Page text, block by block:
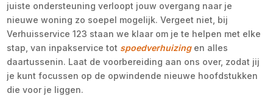
juiste ondersteuning verloopt jouw overgang naar je
nieuwe woning zo soepel mogelijk. Vergeet niet, bij
Verhuisservice 123 staan we klaar om je te helpen met elke
stap, van inpakservice tot spoedverhuizingen alles
daartussenin. Laat de voorbereiding aan ons over, zodat jij
je kunt focussen op de opwindende nieuwe hoofdstukken
die voor je liggen.